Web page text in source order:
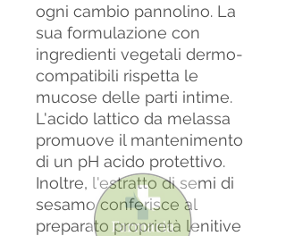
ogni cambio pannolino. La
sua formulazione con
ingredienti vegetali dermo-
compatibili rispetta le
mucose delle parti intime.
L'acido lattico da melassa
promuove il mantenimento
di un pH acido protettivo.
Inoltre, l'estratto di semi di
sesamo conferisce al
preparato proprietà lenitive